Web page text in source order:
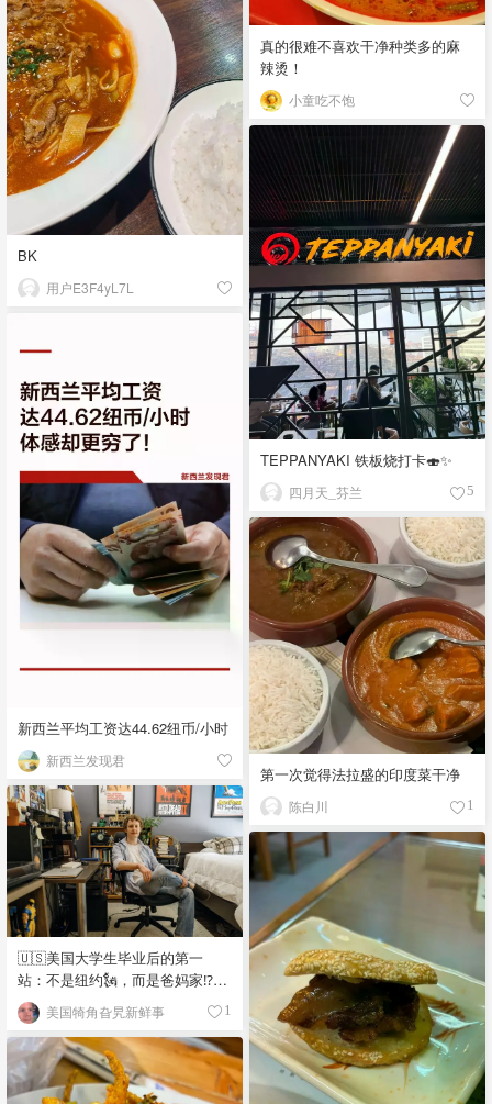
真的很难不喜欢干净种类多的麻
辣烫！
小童吃不饱
BK
用户E3F4yL7L
TEPPANYAKI 铁板烧打卡🍣✨
四月天_芬兰 5
新西兰平均工资达44.62纽币/小时
新西兰发现君
第一次觉得法拉盛的印度菜干净
陈白川 1
🇺🇸美国大学生毕业后的第一
站：不是纽约🗽，而是爸妈家⁉️😂
🏠
美国犄角旮旯新鲜事 1